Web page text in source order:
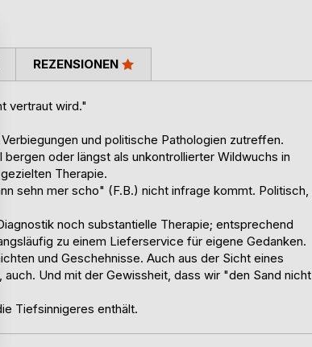
vertraut wird."
und politische Pathologien zutreffen.
oder längst als unkontrollierter Wildwuchs in
Therapie.
sehn mer scho" (F.B.) nicht infrage kommt. Politisch,
noch substantielle Therapie; entsprechend
zu einem Lieferservice für eigene Gedanken.
und Geschehnisse. Auch aus der Sicht eines
Und mit der Gewissheit, dass wir "den Sand nicht
Tiefsinnigeres enthält.
REZENSIONEN